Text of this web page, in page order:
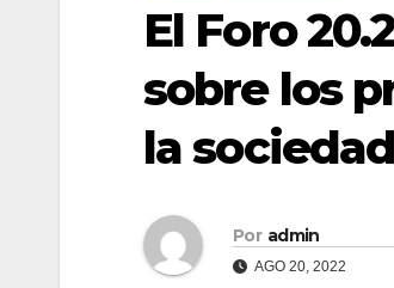
El Foro
sobre los
la
Por admin
AGO 20, 2022